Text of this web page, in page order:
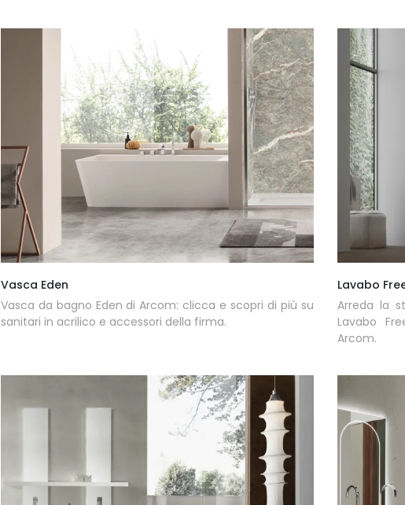
Vasca Eden
Vasca da bagno Eden di Arcom: clicca e scopri di più su
sanitari in acrilico e accessori della firma.
Lavabo
Arreda la
Lavabo
Arcom.